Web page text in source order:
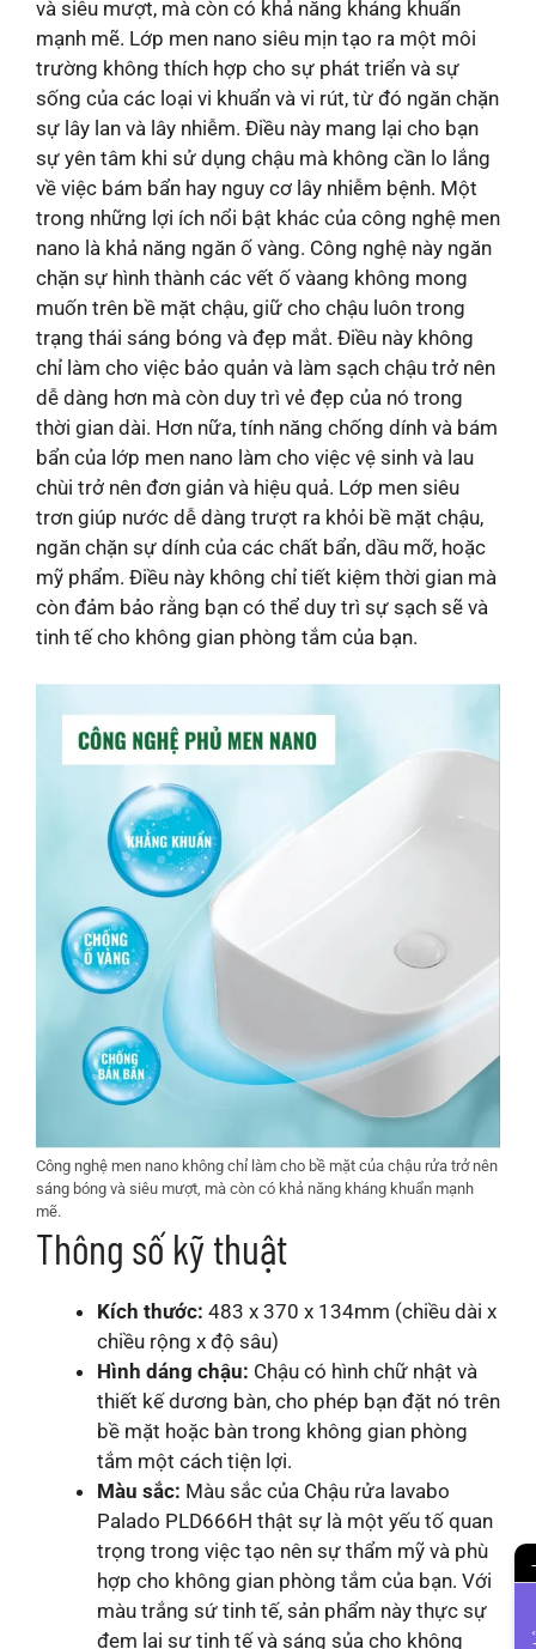
và siêu mượt, mà còn có khả năng kháng khuẩn
mạnh mẽ. Lớp men nano siêu mịn tạo ra một môi
trường không thích hợp cho sự phát triển và sự
sống của các loại vi khuẩn và vi rút, từ đó ngăn chặn
sự lây lan và lây nhiễm. Điều này mang lại cho bạn
sự yên tâm khi sử dụng chậu mà không cần lo lắng
về việc bám bẩn hay nguy cơ lây nhiễm bệnh. Một
trong những lợi ích nổi bật khác của công nghệ men
nano là khả năng ngăn ố vàng. Công nghệ này ngăn
chặn sự hình thành các vết ố vàang không mong
muốn trên bề mặt chậu, giữ cho chậu luôn trong
trạng thái sáng bóng và đẹp mắt. Điều này không
chỉ làm cho việc bảo quản và làm sạch chậu trở nên
dễ dàng hơn mà còn duy trì vẻ đẹp của nó trong
thời gian dài. Hơn nữa, tính năng chống dính và bám
bẩn của lớp men nano làm cho việc vệ sinh và lau
chùi trở nên đơn giản và hiệu quả. Lớp men siêu
trơn giúp nước dễ dàng trượt ra khỏi bề mặt chậu,
ngăn chặn sự dính của các chất bẩn, dầu mỡ, hoặc
mỹ phẩm. Điều này không chỉ tiết kiệm thời gian mà
còn đảm bảo rằng bạn có thể duy trì sự sạch sẽ và
tinh tế cho không gian phòng tắm của bạn.
Công nghệ men nano không chỉ làm cho bề mặt của chậu rửa trở nên
sáng bóng và siêu mượt, mà còn có khả năng kháng khuẩn mạnh
mẽ.
Thông số kỹ thuật
Kích thước: 483 x 370 x 134mm (chiều dài x
chiều rộng x độ sâu)
Hình dáng chậu: Chậu có hình chữ nhật và
thiết kế dương bàn, cho phép bạn đặt nó trên
bề mặt hoặc bàn trong không gian phòng
tắm một cách tiện lợi.
Màu sắc: Màu sắc của Chậu rửa lavabo
Palado PLD666H thật sự là một yếu tố quan
trọng trong việc tạo nên sự thẩm mỹ và phù
hợp cho không gian phòng tắm của bạn. Với
màu trắng sứ tinh tế, sản phẩm này thực sự
đem lại sự tinh tế và sáng sủa cho không